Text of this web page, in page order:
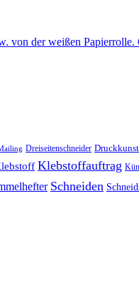
Dreiseitenschneider Druckkunst
Klebstoffauftrag
Schneiden